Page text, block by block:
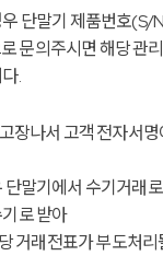
단말기 제품번호(S/
문의주시면 해당 관
.
장나서 고객 전자서
말기에서 수기거래
로 받아
거래전표가 부도처